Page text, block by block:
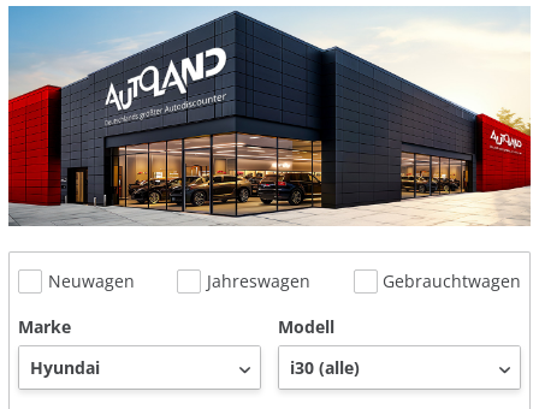
Neuwagen Jahreswagen
Gebrauchtwagen
Marke
Modell